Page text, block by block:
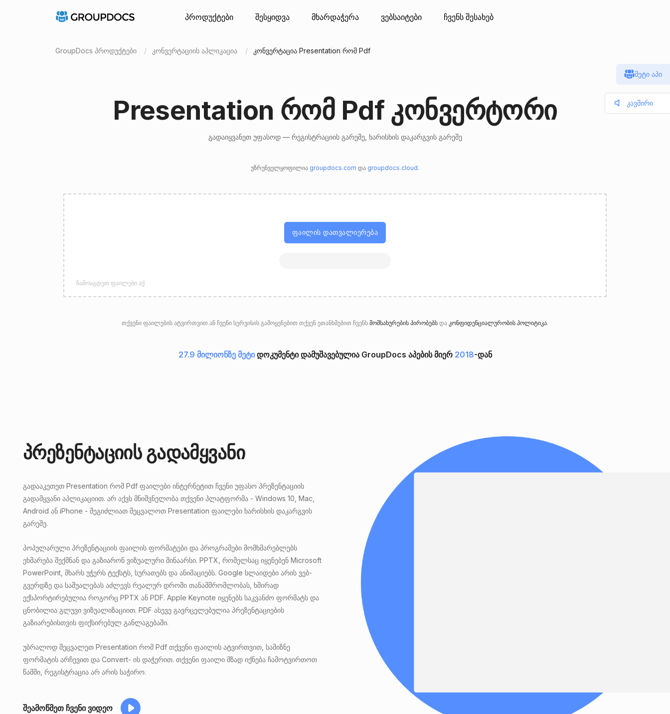
პროდუქტები შესყიდვა მხარდაჭერა ვებსაიტები ჩვენს შესახებ
GroupDocs პროდუქტები კონვერტაციის აპლიკაცია კონვერტაცია Presentation რომ Pdf
Presentation რომ Pdf კონვერტორი
გადაიყვანეთ უფასოდ — რეგისტრაციის გარეშე, ხარისხის დაკარგვის გარეშე
უზრუნველყოფილია groupdocs.com და groupdocs.cloud.
ფაილის დათვალიერება
ჩამოაგდეთ ფაილები აქ
თქვენი ფაილების ატვირთვით ან ჩვენი სერვისის გამოყენებით თქვენ ეთანხმებით ჩვენს მომსახურების პირობებს და კონფიდენციალურობის პოლიტიკა.
27.9 მილიონზე მეტიდოკუმენტი დამუშავებულია GroupDocs აპების მიერ 2018-დან
პრეზენტაციის გადამყვანი
გადააკეთეთ Presentation რომ Pdf ფაილები ინტერნეტით ჩვენი უფასო პრეზენტაციის
გადამყვანი აპლიკაციით. არ აქვს მნიშვნელობა თქვენი პლატფორმა - Windows 10, Mac,
Android ან iPhone - შეგიძლიათ შეცვალოთ Presentation ფაილები ხარისხის დაკარგვის
გარეშე.
პოპულარული პრეზენტაციის ფაილის ფორმატები და პროგრამები მომხმარებლებს
ეხმარება შექმნან და გაზიარონ ვიზუალური შინაარსი. PPTX, რომელსაც იყენებენ Microsoft
PowerPoint, მხარს უჭერს ტექსტს, სურათებს და ანიმაციებს. Google სლაიდები არის ვებ-
გვერდზე და საშუალებას აძლევს რეალურ დროში თანამშრომლობას, ხშირად
ექსპორტირებულია როგორც PPTX ან PDF. Apple Keynote იყენებს საკვანძო ფორმატს და
ცნობილია გლუვი ვიზუალიზაციით. PDF ასევე გავრცელებულია პრეზენტაციების
გაზიარებისთვის ფიქსირებულ განლაგებაში.
უბრალოდ შეცვალეთ Presentation რომ Pdf თქვენი ფაილის ატვირთვით, სამიზნე
ფორმატის არჩევით და Convert- ის დაჭერით. თქვენი ფაილი მზად იქნება ჩამოტვირთოთ
წამში, რეგისტრაცია არ არის საჭირო.
შეამოწმეთ ჩვენი ვიდეო
მეტი აპი
კავშირი